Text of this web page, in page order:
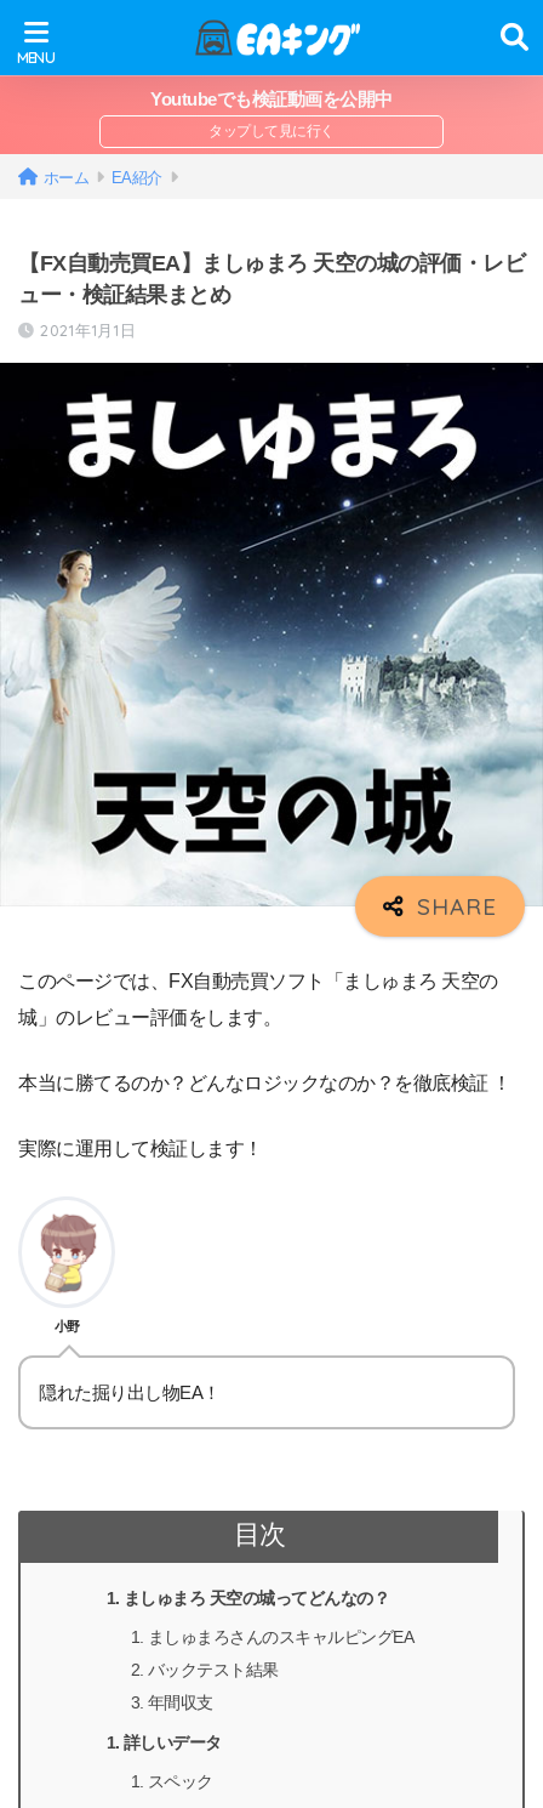
Youtubeでも検証動画を公開中
ホーム EA紹介
【FX自動売買EA】ましゅまろ 天空の城の評価・レビ
ュー・検証結果まとめ
2021年1月1日
このページでは、FX自動売買ソフト「ましゅまろ 天空の
城」のレビュー評価をします。
本当に勝てるのか？どんなロジックなのか？を徹底検証 ！
実際に運用して検証します！
小野
隠れた掘り出し物EA！
目次
ましゅまろ 天空の城ってどんなの？
ましゅまろさんのスキャルピングEA
バックテスト結果
年間収支
詳しいデータ
スペック